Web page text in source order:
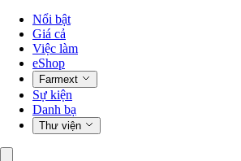
Nổi bật
Giá cả
Việc làm
eShop
Farmext
Sự kiện
Danh bạ
Thư viện